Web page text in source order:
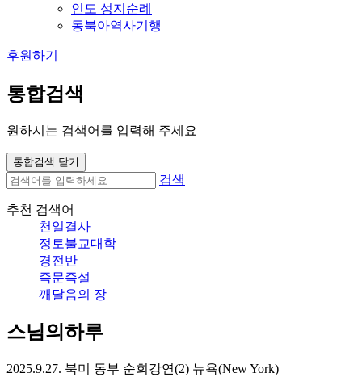
인도 성지순례
동북아역사기행
후원하기
통합검색
원하시는 검색어를 입력해 주세요
통합검색 닫기
검색
추천 검색어
천일결사
정토불교대학
경전반
즉문즉설
깨달음의 장
스님의하루
2025.9.27. 북미 동부 순회강연(2) 뉴욕(New York)